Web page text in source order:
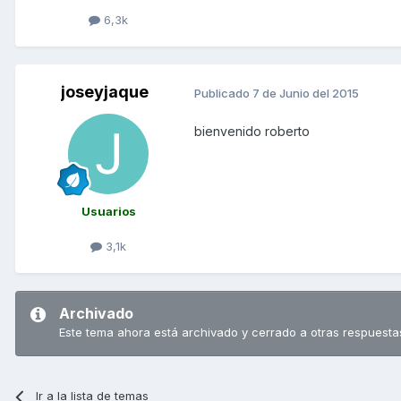
6,3k
joseyjaque
Usuarios
3,1k
Publicado 7 de Junio del 2015
bienvenido roberto
Archivado
Este tema ahora está archivado y cerrado a otras
Ir a la lista de temas